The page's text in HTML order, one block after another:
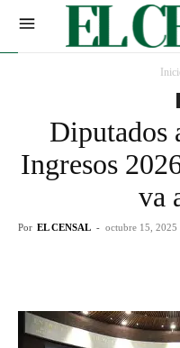
Diputados
Ingresos
va
Por EL CENSAL - octubre 15, 2025